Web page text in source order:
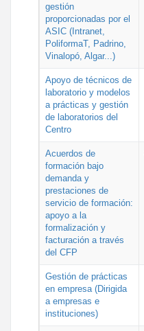
gestión
proporcionadas por el
ASIC (Intranet,
PoliformaT, Padrino,
Vinalopó, Algar...)
Apoyo de técnicos de
laboratorio y modelos
a prácticas y gestión
de laboratorios del
Centro
Acuerdos de
formación bajo
demanda y
prestaciones de
servicio de formación:
apoyo a la
formalización y
facturación a través
del CFP
Gestión de prácticas
en empresa (Dirigida
a empresas e
instituciones)